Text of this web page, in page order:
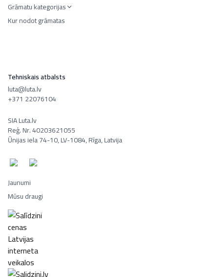
Grāmatu kategorijas
Kur nodot grāmatas
Tehniskais atbalsts
luta@luta.lv
+371 22076104
SIA Luta.lv
Reģ. Nr. 40203621055
Ūnijas iela 74-10, LV-1084, Rīga, Latvija
Jaunumi
Mūsu draugi